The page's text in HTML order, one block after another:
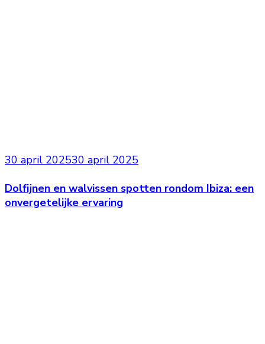
30 april 202530 april 2025
Dolfijnen en walvissen spotten rondom Ibiza: een
onvergetelijke ervaring